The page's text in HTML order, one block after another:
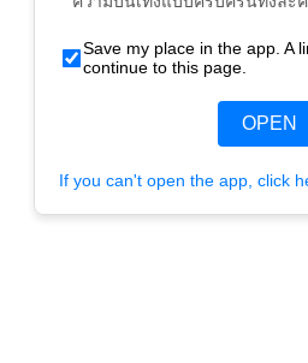
Save my place in the app. A
continue to this page.
OPEN
If you can't open the app, click